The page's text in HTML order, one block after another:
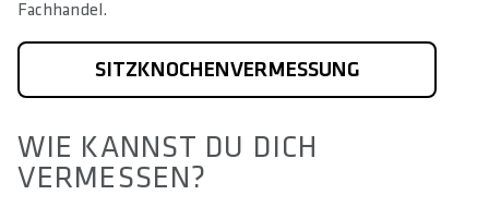
Fachhandel.
SITZKNOCHENVERMESSUNG
WIE KANNST DU DICH
VERMESSEN?